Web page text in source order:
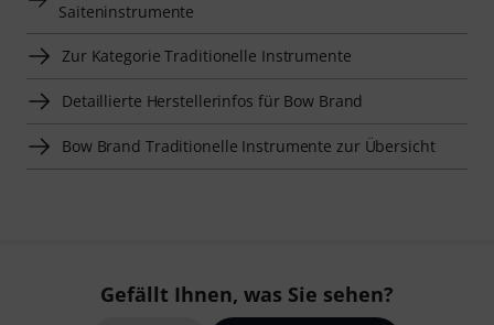
Saiteninstrumente
Zur Kategorie Traditionelle Instrumente
Detaillierte Herstellerinfos für Bow Brand
Bow Brand Traditionelle Instrumente zur Übersicht
Gefällt Ihnen, was Sie sehen?